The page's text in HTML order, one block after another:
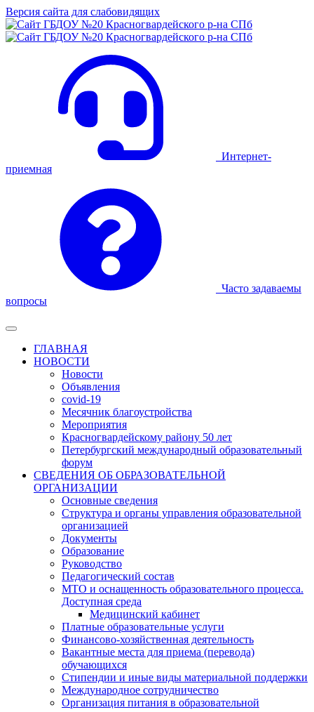
Версия сайта для слабовидящих
Интернет-
приемная
Часто задаваемы
вопросы
ГЛАВНАЯ
НОВОСТИ
Новости
Объявления
covid-19
Месячник благоустройства
Мероприятия
Красногвардейскому району 50 лет
Петербургский международный образовательный
форум
СВЕДЕНИЯ ОБ ОБРАЗОВАТЕЛЬНОЙ
ОРГАНИЗАЦИИ
Основные сведения
Структура и органы управления образовательной
организацией
Документы
Образование
Руководство
Педагогический состав
МТО и оснащенность образовательного процесса.
Доступная среда
Медицинский кабинет
Платные образовательные услуги
Финансово-хозяйственная деятельность
Вакантные места для приема (перевода)
обучающихся
Стипендии и иные виды материальной поддержки
Международное сотрудничество
Организация питания в образовательной